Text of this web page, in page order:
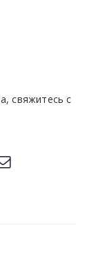
свяжитесь с